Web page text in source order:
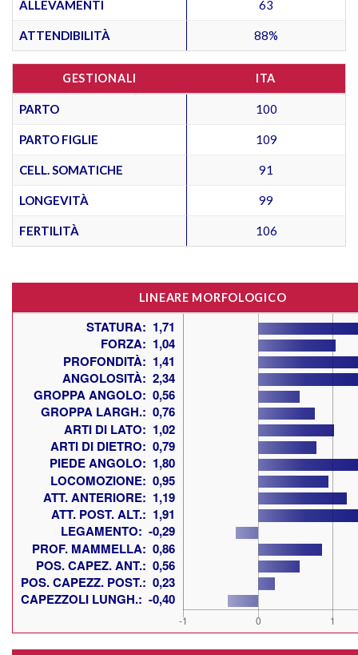
ALLEVAMENTI 63
ATTENDIBILITÀ 88%
GESTIONALI ITA
PARTO 100
PARTO FIGLIE 109
CELL. SOMATICHE 91
LONGEVITÀ 99
FERTILITÀ 106
LINEARE MORFOLOGICO